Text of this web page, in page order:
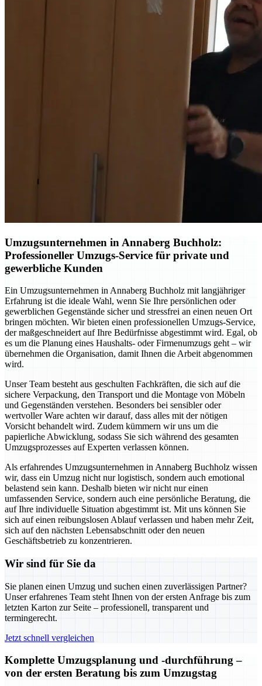
Umzugsunternehmen in Annaberg Buchholz:
Professioneller Umzugs-Service für private und
gewerbliche Kunden
Ein Umzugsunternehmen in Annaberg Buchholz mit langjähriger
Erfahrung ist die ideale Wahl, wenn Sie Ihre persönlichen oder
gewerblichen Gegenstände sicher und stressfrei an einen neuen Ort
bringen möchten. Wir bieten einen professionellen Umzugs-Service,
der maßgeschneidert auf Ihre Bedürfnisse abgestimmt wird. Egal, ob
es um die Planung eines Haushalts- oder Firmenumzugs geht – wir
übernehmen die Organisation, damit Ihnen die Arbeit abgenommen
wird.
Unser Team besteht aus geschulten Fachkräften, die sich auf die
sichere Verpackung, den Transport und die Montage von Möbeln
und Gegenständen verstehen. Besonders bei sensibler oder
wertvoller Ware achten wir darauf, dass alles mit der nötigen
Vorsicht behandelt wird. Zudem kümmern wir uns um die
papierliche Abwicklung, sodass Sie sich während des gesamten
Umzugsprozesses auf Experten verlassen können.
Als erfahrendes Umzugsunternehmen in Annaberg Buchholz wissen
wir, dass ein Umzug nicht nur logistisch, sondern auch emotional
belastend sein kann. Deshalb bieten wir nicht nur einen
umfassenden Service, sondern auch eine persönliche Beratung, die
auf Ihre individuelle Situation abgestimmt ist. Mit uns können Sie
sich auf einen reibungslosen Ablauf verlassen und haben mehr Zeit,
sich auf den nächsten Lebensabschnitt oder den neuen
Geschäftsbetrieb zu konzentrieren.
Wir sind für Sie da
Sie planen einen Umzug und suchen einen zuverlässigen Partner?
Unser erfahrenes Team steht Ihnen von der ersten Anfrage bis zum
letzten Karton zur Seite – professionell, transparent und
termingerecht.
Jetzt schnell vergleichen
Komplette Umzugsplanung und -durchführung –
von der ersten Beratung bis zum Umzugstag